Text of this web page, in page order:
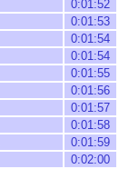
0:01:52
0:01:53
0:01:54
0:01:54
0:01:55
0:01:56
0:01:57
0:01:58
0:01:59
0:02:00